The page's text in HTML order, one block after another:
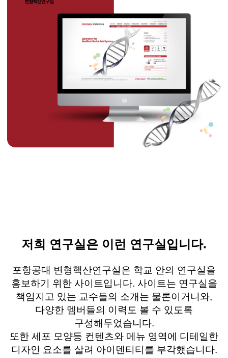
저희 연구실은 이런 연구실입니다.
포항공대 변형핵산연구실은 학교 안의 연구실을
홍보하기 위한 사이트입니다. 사이트는 연구실을
책임지고 있는 교수들의 소개는 물론이거니와,
다양한 멤버들의 이력도 볼 수 있도록
구성해두었습니다.
또한 세포 모양등 컨텐츠와 메뉴 영역에 디테일한
디자인 요소를 살려 아이덴티티를 부각했습니다.